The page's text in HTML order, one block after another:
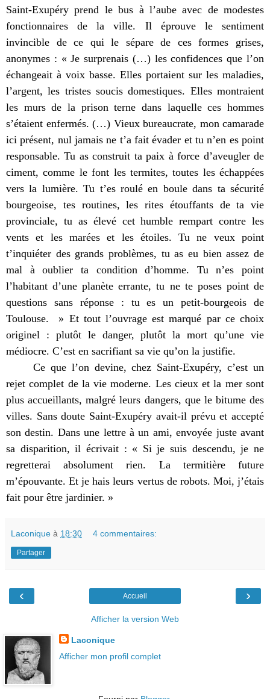
Saint-Exupéry prend le bus à l’aube avec de modestes
fonctionnaires de la ville. Il éprouve le sentiment
invincible de ce qui le sépare de ces formes grises,
anonymes : « Je surprenais (…) les confidences que l’on
échangeait à voix basse. Elles portaient sur les maladies,
l’argent, les tristes soucis domestiques. Elles montraient
les murs de la prison terne dans laquelle ces hommes
s’étaient enfermés. (…) Vieux bureaucrate, mon camarade
ici présent, nul jamais ne t’a fait évader et tu n’en es point
responsable. Tu as construit ta paix à force d’aveugler de
ciment, comme le font les termites, toutes les échappées
vers la lumière. Tu t’es roulé en boule dans ta sécurité
bourgeoise, tes routines, les rites étouffants de ta vie
provinciale, tu as élevé cet humble rempart contre les
vents et les marées et les étoiles. Tu ne veux point
t’inquiéter des grands problèmes, tu as eu bien assez de
mal à oublier ta condition d’homme. Tu n’es point
l’habitant d’une planète errante, tu ne te poses point de
questions sans réponse : tu es un petit-bourgeois de
Toulouse. » Et tout l’ouvrage est marqué par ce choix
originel : plutôt le danger, plutôt la mort qu’une vie
médiocre. C’est en sacrifiant sa vie qu’on la justifie.
Ce que l’on devine, chez Saint-Exupéry, c’est un
rejet complet de la vie moderne. Les cieux et la mer sont
plus accueillants, malgré leurs dangers, que le bitume des
villes. Sans doute Saint-Exupéry avait-il prévu et accepté
son destin. Dans une lettre à un ami, envoyée juste avant
sa disparition, il écrivait : « Si je suis descendu, je ne
regretterai absolument rien. La termitière future
m’épouvante. Et je hais leurs vertus de robots. Moi, j’étais
fait pour être jardinier. »
Laconique à 18:30 4 commentaires:
Partager
‹ ›
Accueil
Afficher la version Web
Laconique
Afficher mon profil complet